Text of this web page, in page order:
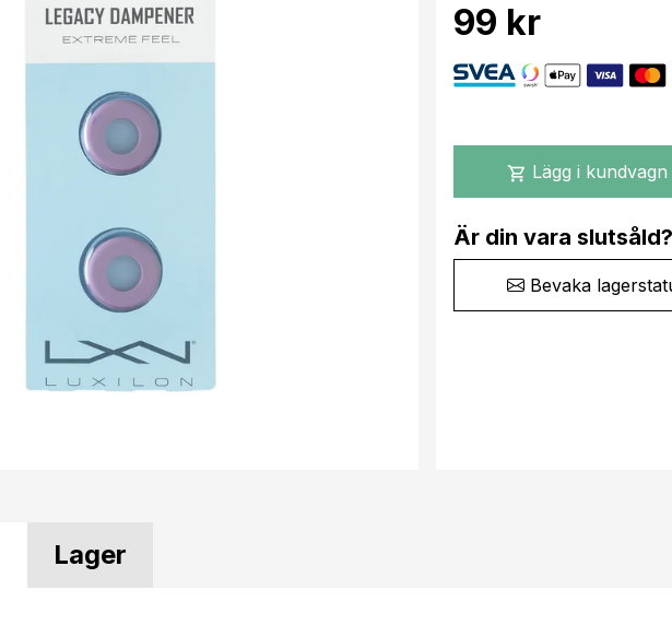
99 kr
shopping_cart Lägg i kundvagn
Är din vara slutsåld?
Bevaka
Lager